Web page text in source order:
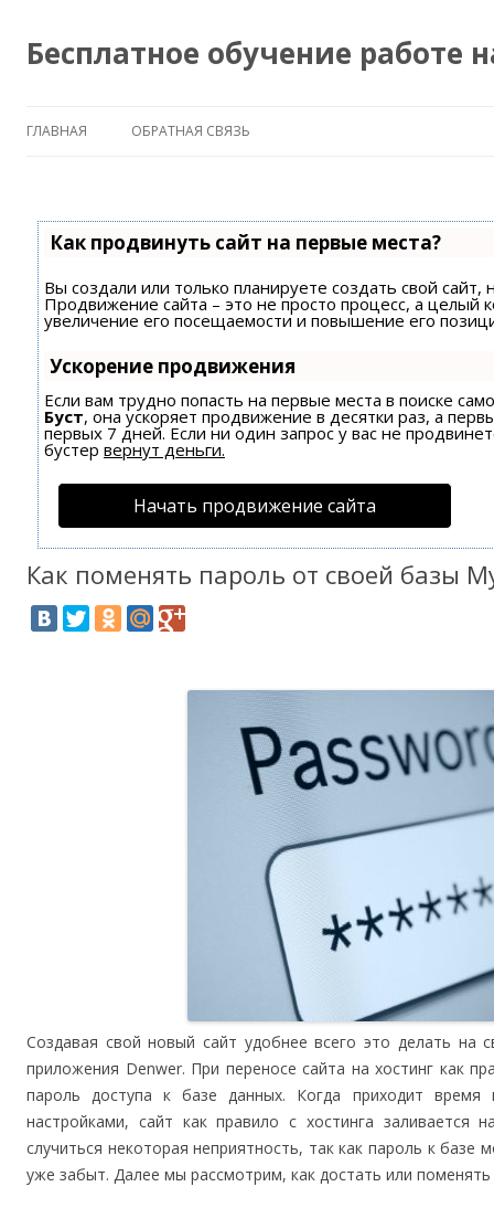
Бесплатное обучение работе
ГЛАВНАЯ ОБРАТНАЯ СВЯЗЬ
Как продвинуть сайт на первые места?
Вы создали или только планируете создать свой сайт,
Продвижение сайта – это не просто процесс, а целый
увеличение его посещаемости и повышение его
Ускорение продвижения
Если вам трудно попасть на первые места в поиске
Буст, она ускоряет продвижение в десятки раз, а
первых 7 дней. Если ни один запрос у вас не
бустер вернут деньги.
Начать продвижение сайта
Как поменять пароль от своей базы
Создавая свой новый сайт удобнее всего это делать
приложения Denwer. При переносе сайта на хостинг как
пароль доступа к базе данных. Когда приходит
настройками, сайт как правило с хостинга
случиться некоторая неприятность, так как пароль к
уже забыт. Далее мы рассмотрим, как достать или